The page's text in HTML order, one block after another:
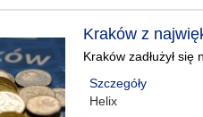
Kraków z
Kraków zadłużył
Szczegóły
Helix